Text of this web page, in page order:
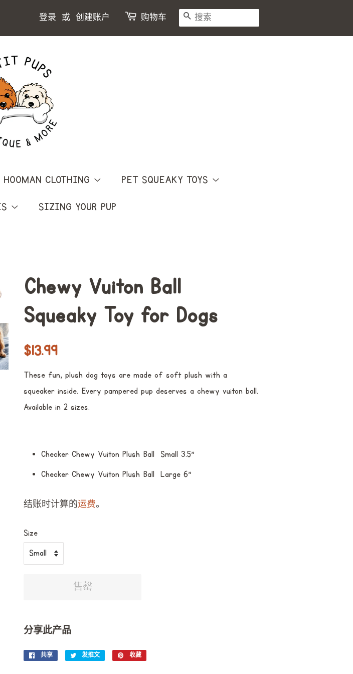
登录 或 创建账户 购物车 搜索
CLOTHING PET SQUEAKY TOYS
SIZING YOUR PUP
Chewy Vuiton Ball
Squeaky Toy for Dogs
常
价
格
$13.99
价
格
These fun, plush dog toys are made of soft plush with a
squeaker inside. Every pampered pup deserves a chewy vuiton ball.
Available in 2 sizes.
Checker Chewy Vuiton Plush Ball Small 3.5"
Checker Chewy Vuiton Plush Ball Large 6"
结账时计算的运费。
Size
售罄
分享此产品
共享 发推文 收藏